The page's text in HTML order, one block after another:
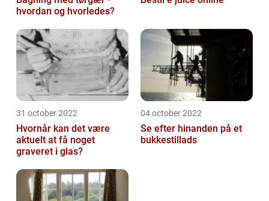
hvordan og hvorledes?
31 october 2022
Hvornår kan det være
aktuelt at få noget
graveret i glas?
04 october 2022
Se efter hinanden på et
bukkestillads